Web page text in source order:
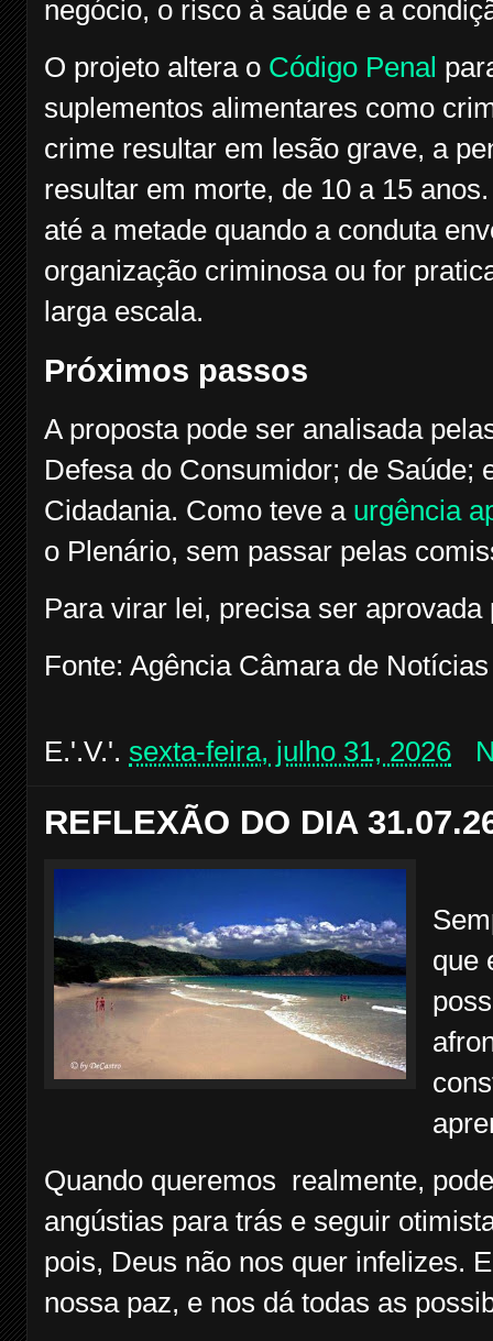
negócio, o risco à saúde e a
O projeto altera o Código Penal
suplementos alimentares como
crime resultar em lesão grave, a
resultar em morte, de 10 a 15
até a metade quando a conduta
organização criminosa ou for
larga escala.
Próximos passos
A proposta pode ser analisada
Defesa do Consumidor; de Saúde;
Cidadania. Como teve a urgência
o Plenário, sem passar pelas
Para virar lei, precisa ser
Fonte: Agência Câmara de Notícias
E.'.V.'. sexta-feira, julho 31, 2026
REFLEXÃO DO DIA
que
Quando queremos realmente,
angústias para trás e seguir
pois, Deus não nos quer infelizes.
nossa paz, e nos dá todas as